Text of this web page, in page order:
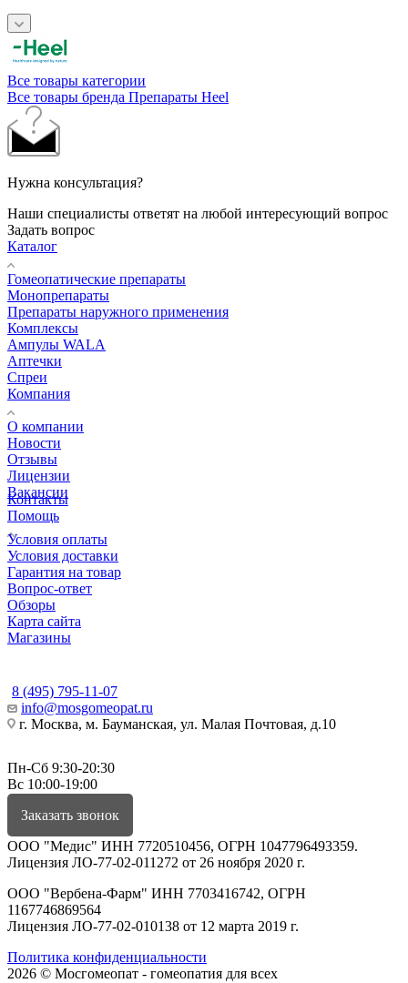
Все товары категории
Все товары бренда Препараты Heel
Нужна консультация?
Наши специалисты ответят на любой интересующий вопрос
Задать вопрос
Каталог
Гомеопатические препараты
Монопрепараты
Препараты наружного применения
Комплексы
Ампулы WALA
Аптечки
Спреи
Компания
О компании
Новости
Отзывы
Лицензии
Вакансии
Контакты
Помощь
Условия оплаты
Условия доставки
Гарантия на товар
Вопрос-ответ
Обзоры
Карта сайта
Магазины
8 (495) 795-11-07
info@mosgomeopat.ru
г. Москва, м. Бауманская, ул. Малая Почтовая, д.10
Пн-Сб 9:30-20:30
Вс 10:00-19:00
Заказать звонок
ООО "Медис" ИНН 7720510456, ОГРН 1047796493359.
Лицензия ЛО-77-02-011272 от 26 ноября 2020 г.
ООО "Вербена-Фарм" ИНН 7703416742, ОГРН
1167746869564
Лицензия ЛО-77-02-010138 от 12 марта 2019 г.
Политика конфиденциальности
2026 © Мосгомеопат - гомеопатия для всех